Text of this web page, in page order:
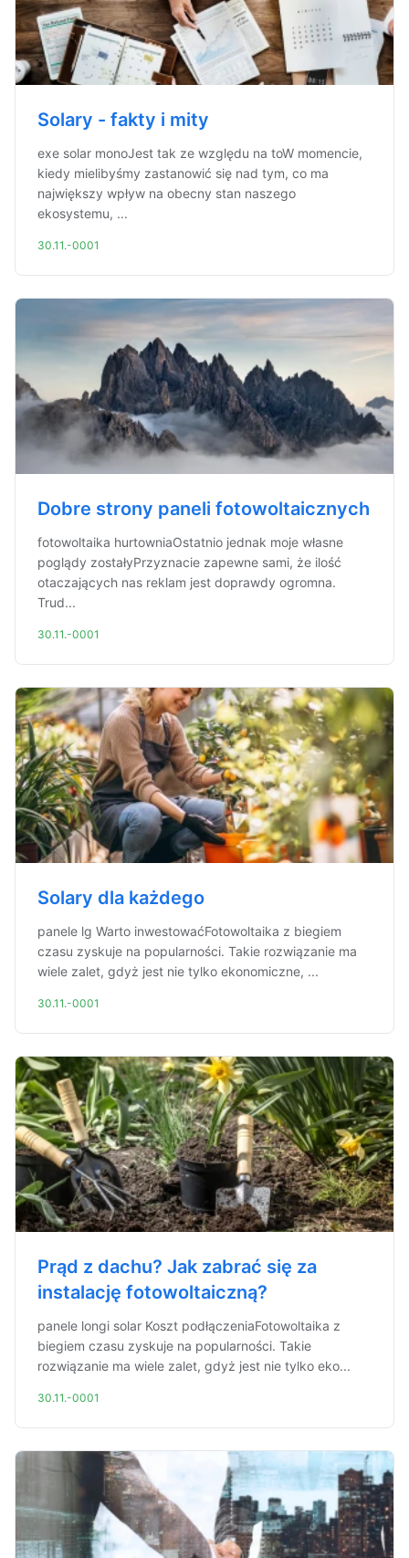
Solary - fakty i mity
exe solar monoJest tak ze względu na toW momencie,
kiedy mielibyśmy zastanowić się nad tym, co ma
największy wpływ na obecny stan naszego
ekosystemu, ...
30.11.-0001
Dobre strony paneli fotowoltaicznych
fotowoltaika hurtowniaOstatnio jednak moje własne
poglądy zostałyPrzyznacie zapewne sami, że ilość
otaczających nas reklam jest doprawdy ogromna.
Trud...
30.11.-0001
Solary dla każdego
panele lg Warto inwestowaćFotowoltaika z biegiem
czasu zyskuje na popularności. Takie rozwiązanie ma
wiele zalet, gdyż jest nie tylko ekonomiczne, ...
30.11.-0001
Prąd z dachu? Jak zabrać się za
instalację fotowoltaiczną?
panele longi solar Koszt podłączeniaFotowoltaika z
biegiem czasu zyskuje na popularności. Takie
rozwiązanie ma wiele zalet, gdyż jest nie tylko eko...
30.11.-0001